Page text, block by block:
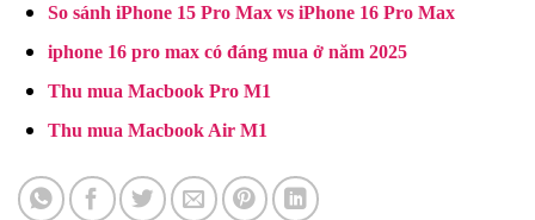
So sánh iPhone 15 Pro Max vs iPhone 16 Pro Max
iphone 16 pro max có đáng mua ở năm 2025
Thu mua Macbook Pro M1
Thu mua Macbook Air M1